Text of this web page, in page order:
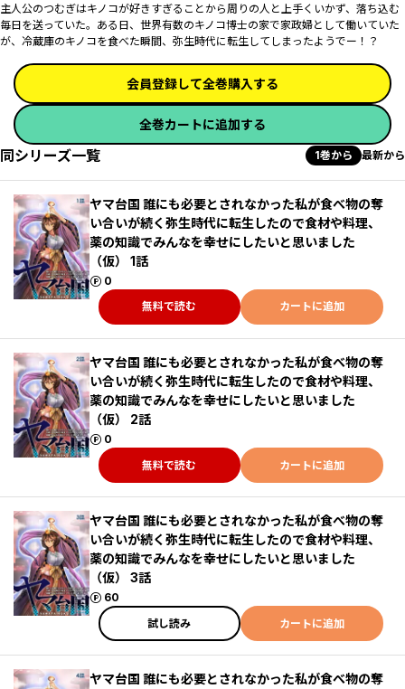
主人公のつむぎはキノコが好きすぎることから周りの人と上手くいかず、落ち込む
毎日を送っていた。ある日、世界有数のキノコ博士の家で家政婦として働いていた
が、冷蔵庫のキノコを食べた瞬間、弥生時代に転生してしまったようでー！？
会員登録して全巻購入する
全巻カートに追加する
同シリーズ一覧 1巻から 最新から
ヤマ台国 誰にも必要とされなかった私が食べ物の奪
い合いが続く弥生時代に転生したので食材や料理、
薬の知識でみんなを幸せにしたいと思いました
（仮） 1話
0
ポイント
無料で読む
カートに追加
ヤマ台国 誰にも必要とされなかった私が食べ物の奪
い合いが続く弥生時代に転生したので食材や料理、
薬の知識でみんなを幸せにしたいと思いました
（仮） 2話
0
ポイント
無料で読む
カートに追加
ヤマ台国 誰にも必要とされなかった私が食べ物の奪
い合いが続く弥生時代に転生したので食材や料理、
薬の知識でみんなを幸せにしたいと思いました
（仮） 3話
60
ポイント
試し読み
カートに追加
ヤマ台国 誰にも必要とされなかった私が食べ物の奪